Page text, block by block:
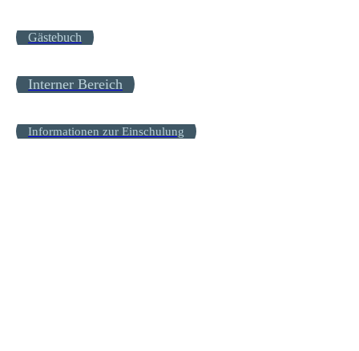
Gästebuch
Interner Bereich
Informationen zur Einschulung